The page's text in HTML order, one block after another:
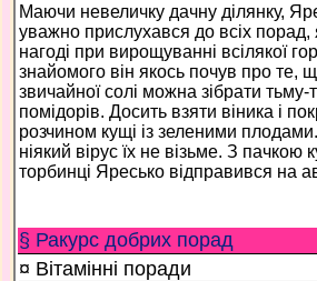
Маючи невеличку дачну ділянку,
уважно прислухався до всіх порад,
нагоді при вирощуванні всілякої
знайомого він якось почув про те,
звичайної солі можна зібрати
помідорів. Досить взяти віника і
розчином кущі із зеленими
ніякий вірус їх не візьме. З пачкою
торбинці Яресько відправився на
§ Ракурс добрих порад
¤ Вітамінні поради